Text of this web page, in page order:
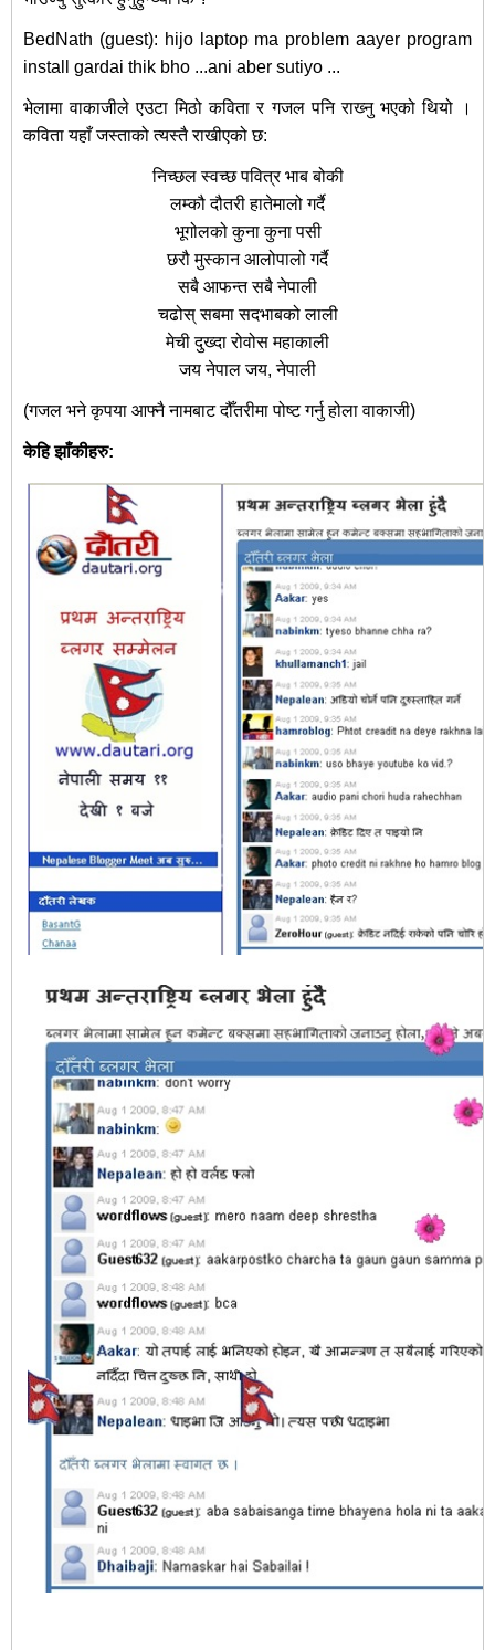
BedNath (guest): hijo laptop ma problem aayer program
install gardai thik bho ...ani aber sutiyo ...
भेलामा वाकाजीले एउटा मिठो कविता र गजल पनि राख्‍नु भएको थियो ।
कविता यहाँ जस्ताको त्यस्तै राखीएको छ:
निच्छल स्वच्छ पवित्र भाब बोकी
लम्कौ दौतरी हातेमालो गर्दै
भूगोलको कुना कुना पसी
छरौ मुस्कान आलोपालो गर्दै
सबै आफन्त सबै नेपाली
चढोस् सबमा सदभाबको लाली
मेची दुख्दा रोवोस महाकाली
जय नेपाल जय, नेपाली
(गजल भने कृपया आफ्नै नामबाट दौँतरीमा पोष्ट गर्नु होला वाकाजी)
केहि झाँकीहरु: